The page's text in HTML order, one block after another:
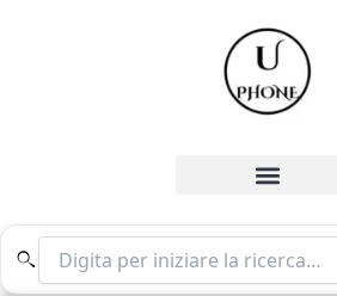
Cerca nel sito